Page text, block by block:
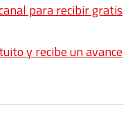
para recibir gratis
y recibe un avance